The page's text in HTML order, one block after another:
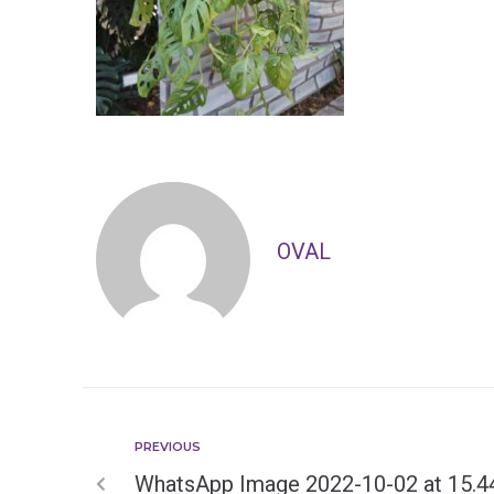
OVAL
PREVIOUS
WhatsApp Image 2022-10-02 at